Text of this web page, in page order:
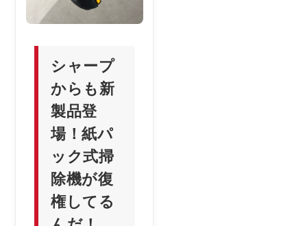
シャープ
からも新
製品登
場！紙パ
ック式掃
除機が復
権してる